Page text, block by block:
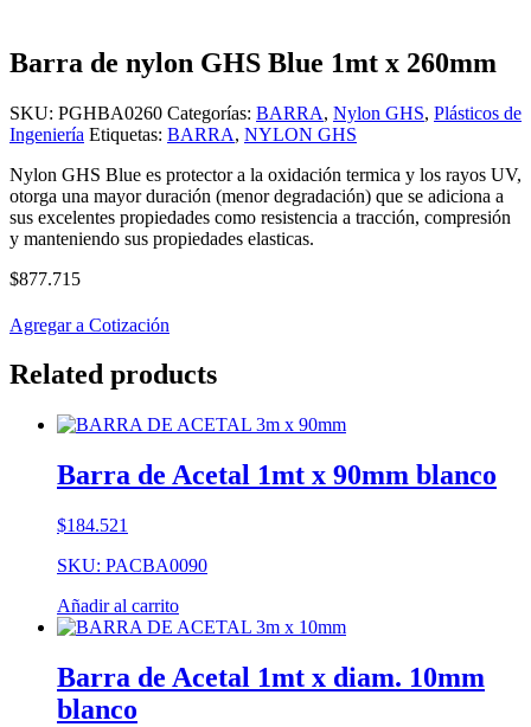
Barra de nylon GHS Blue 1mt x 260mm
SKU: PGHBA0260 Categorías: BARRA, Nylon GHS, Plásticos de
Ingeniería Etiquetas: BARRA, NYLON GHS
Nylon GHS Blue es protector a la oxidación termica y los rayos UV,
otorga una mayor duración (menor degradación) que se adiciona a
sus excelentes propiedades como resistencia a tracción, compresión
y manteniendo sus propiedades elasticas.
$877.715
Agregar a Cotización
Related products
Barra de Acetal 1mt x 90mm blanco
$184.521
SKU: PACBA0090
Añadir al carrito
Barra de Acetal 1mt x diam. 10mm
blanco